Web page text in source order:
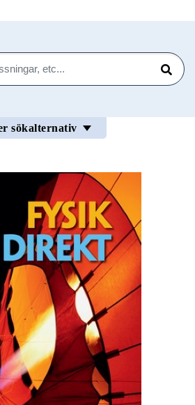
Sök
sökalternativ